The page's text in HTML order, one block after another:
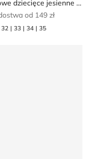
Buty sportowe dziecięce jesienne Star Wars
od 149 zł
| 33 | 34 | 35